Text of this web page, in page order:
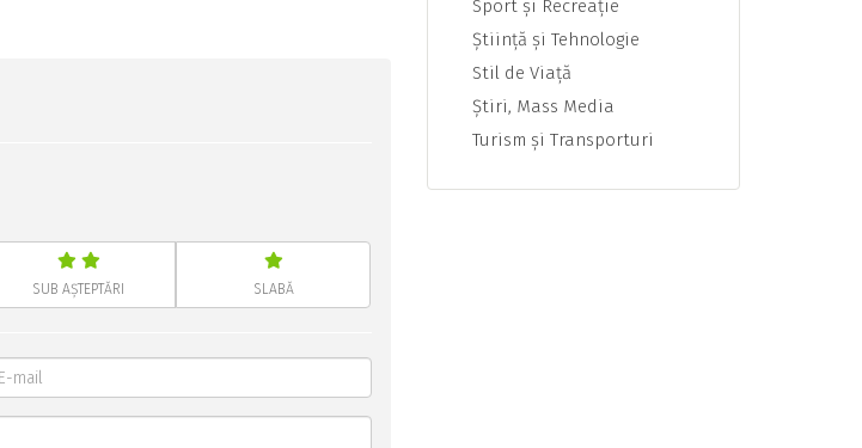
SUB AȘTEPTĂRI SLABĂ
Sport şi Recreaţie
Ştiinţă şi Tehnologie
Stil de Viaţă
Ştiri, Mass Media
Turism şi Transporturi